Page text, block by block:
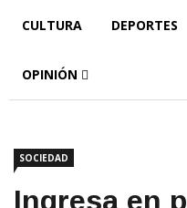
CULTURA DEPORTES
OPINIÓN
SOCIEDAD
Ingresa en